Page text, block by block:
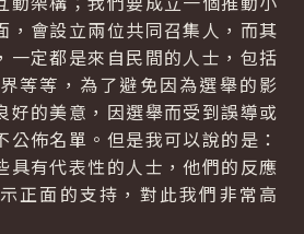
，會設立兩位共同召集人，而其
一定都是來自民間的人士，包括
等等，為了避免因為選舉的影
好的美意，因選舉而受到誤導或
佈名單。但是我可以說的是：
具有代表性的人士，他們的反應
正面的支持，對此我們非常高